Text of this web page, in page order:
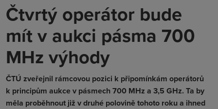
Čtvrtý operátor bude
mít v aukci pásma 700
MHz výhody
ČTÚ zveřejnil rámcovou pozici k připomínkám operátorů
k principům aukce v pásmech 700 MHz a 3,5 GHz. Ta by
měla proběhnout již v druhé polovině tohoto roku a ihned